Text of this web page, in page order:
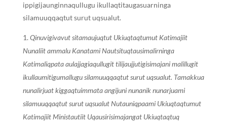
ippigijaunginnaqullugu ikullaqtitaugasuarninga
silamuuqqaqtut surut uqsualut.
Qinuvigivavut sitamaujuqtut Ukiuqtaqtumut Katimajiit
Nunaliit ammalu Kanatami Nautsituqtausimalirninga
Katimaliqpata aulajjagiaqullugit tilijaujjutigisimajani malillugit
ikullaumitigumallugu silamuuqqaqtut surut uqsualut. Tamakkua
nunalirjuat kiggaqtuimmata angijuni nunanik nunarjuami
silamuuqqaqtut surut uqsualut Nutauniqpaami Ukiuqtaqtumut
Katimajiit Ministautiit Uqausirisimajangat Ukiuqtaqtuq